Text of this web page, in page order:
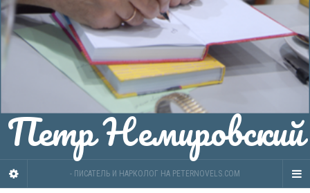
Петр Немировский
- ПИСАТЕЛЬ И НАРКОЛОГ НА PETERNOVELS.COM